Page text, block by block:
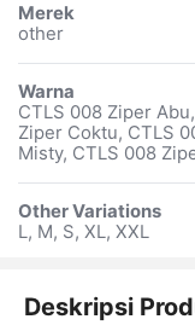
Merek
other
Warna
CTLS 008 Ziper
Ziper Coktu, CTLS
Misty, CTLS 008
Other Variations
L, M, S, XL, XXL
Deskripsi